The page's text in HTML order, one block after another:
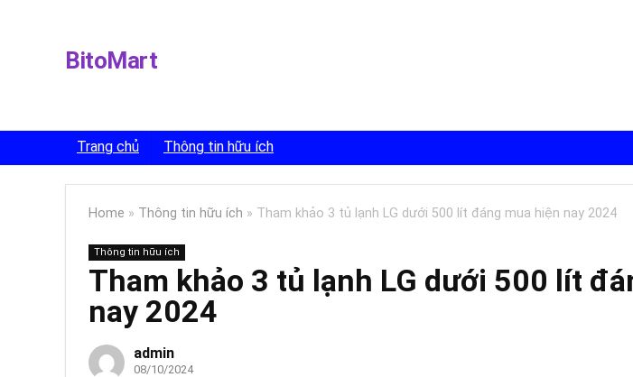
BitoMart
Trang chủ Thông tin hữu ích
Home » Thông tin hữu ích » Tham khảo 3 tủ lạnh LG dưới 500 lít đáng mua hiện nay 2024
Thông tin hữu ích
Tham khảo 3 tủ lạnh LG dưới 500 lít
nay 2024
admin
08/10/2024